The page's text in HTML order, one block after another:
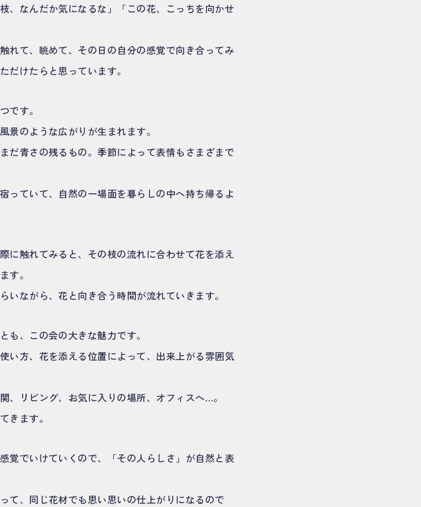
、なんだか気になるな」「この花、こっちを向かせ
れて、眺めて、その日の自分の感覚で向き合ってみ
だけたらと思っています。
です。
景のような広がりが生まれます。
だ青さの残るもの。季節によって表情もさまざまで
っていて、自然の一場面を暮らしの中へ持ち帰るよ
に触れてみると、その枝の流れに合わせて花を添え
す。
ながら、花と向き合う時間が流れていきます。
も、この会の大きな魅力です。
い方、花を添える位置によって、出来上がる雰囲気
、リビング、お気に入りの場所、オフィスへ…。
きます。
覚でいけていくので、「その人らしさ」が自然と表
て、同じ花材でも思い思いの仕上がりになるので